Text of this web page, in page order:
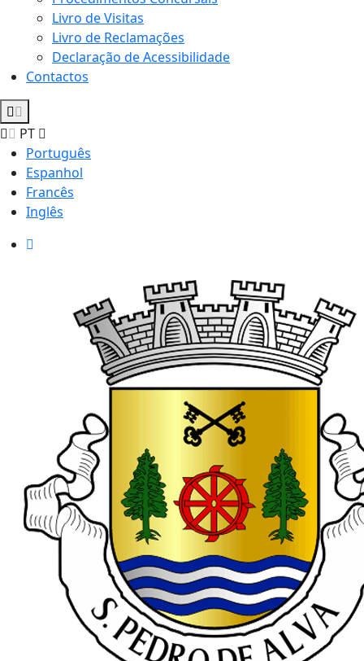
Livro de Visitas
Livro de Reclamações
Declaração de Acessibilidade
Contactos
PT
Português
Espanhol
Francês
Inglês